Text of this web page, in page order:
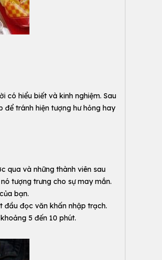
có hiểu biết và kinh nghiệm. Sau
tránh hiện tượng hư hỏng hay
qua và những thành viên sau
tượng trưng cho sự may mắn.
bạn.
đầu đọc văn khấn nhập trạch.
5 đến 10 phút.